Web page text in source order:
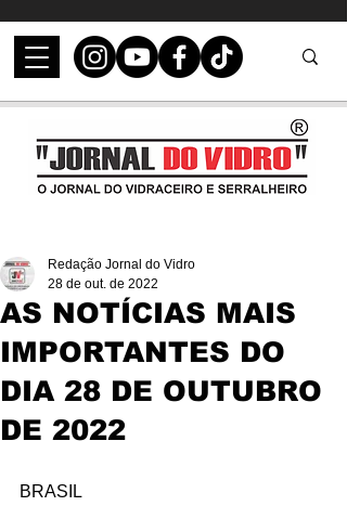
AS NOTÍCIAS MAIS
IMPORTANTES DO
DIA 28 DE OUTUBRO
DE 2022
Redação Jornal do Vidro
28 de out. de 2022
BRASIL